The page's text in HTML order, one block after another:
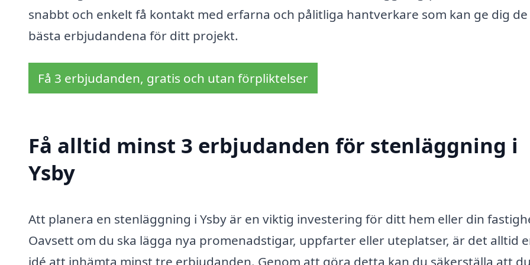
snabbt och enkelt få kontakt med erfarna och pålitliga hantverkare som kan ge dig de
bästa erbjudandena för ditt projekt.
Få 3 erbjudanden, gratis och utan förpliktelser
Få alltid minst 3 erbjudanden för stenläggning i
Ysby
Att planera en stenläggning i Ysby är en viktig investering för ditt hem eller din
Oavsett om du ska lägga nya promenadstigar, uppfarter eller uteplatser, är det alltid
idé att inhämta minst tre erbjudanden. Genom att göra detta kan du säkerställa att